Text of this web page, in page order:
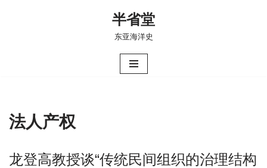
半省堂
东亚海洋史
法人产权
龙登高教授谈“传统民间组织的治理结构